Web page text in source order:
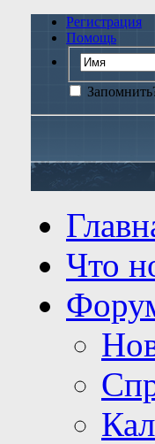
Регистрация
Помощь
Что